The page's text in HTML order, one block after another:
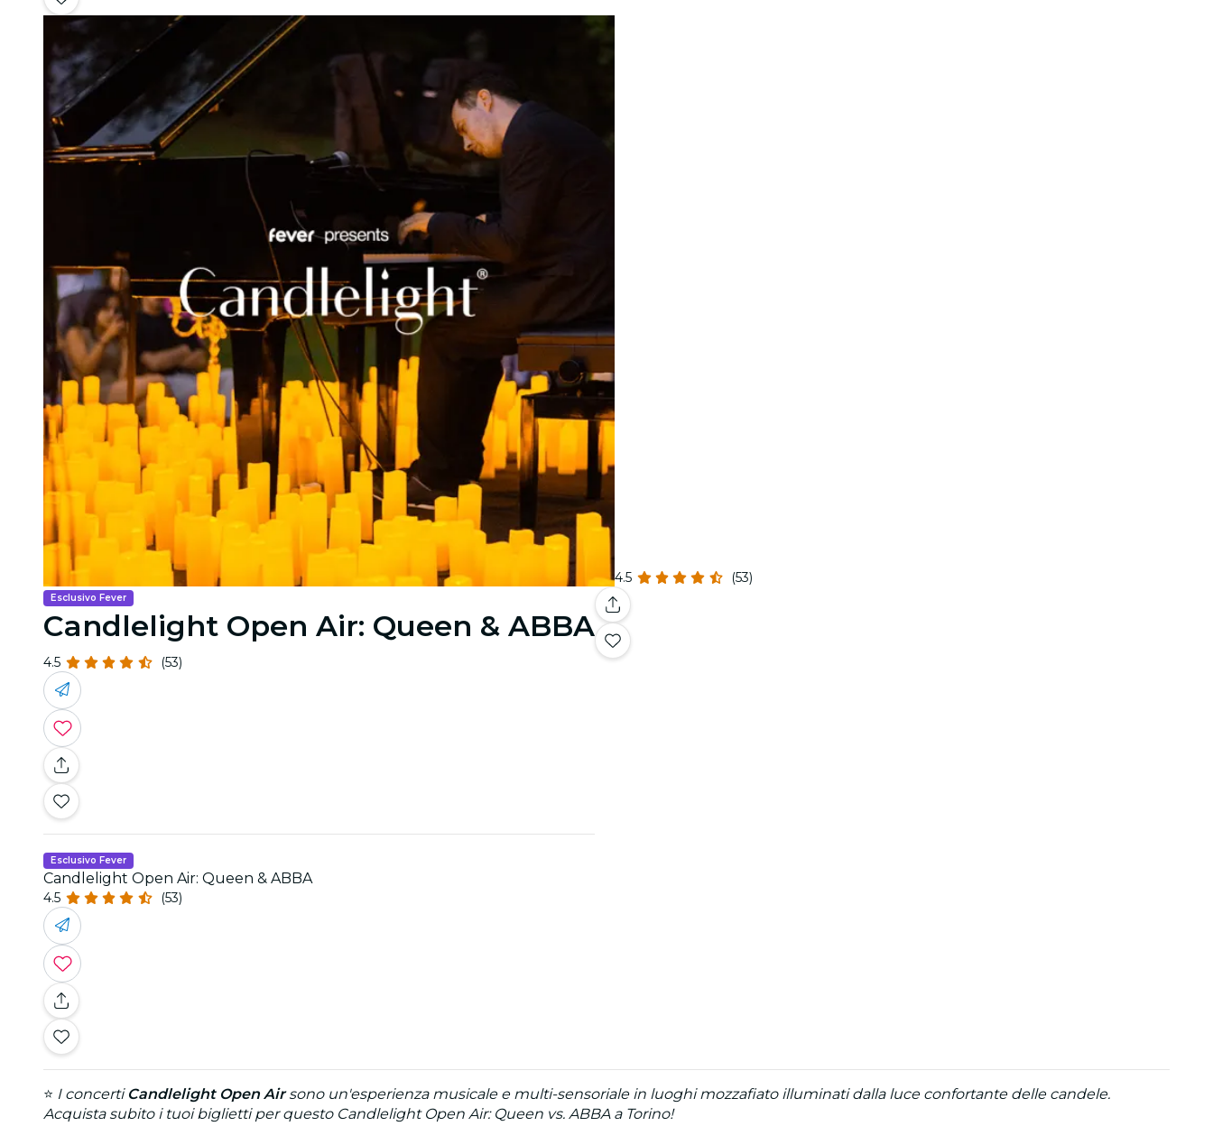
4.5 (53)
Esclusivo Fever
Candlelight Open Air: Queen & ABBA
4.5 (53)
Esclusivo Fever
Candlelight Open Air: Queen & ABBA
4.5 (53)
⭐ I concerti Candlelight Open Airsono un'esperienza musicale e multi-sensoriale in luoghi mozzafiato illuminati dalla luce confortante delle candele.
Acquista subito i tuoi biglietti per questo Candlelight Open Air: Queen vs. ABBA a Torino!